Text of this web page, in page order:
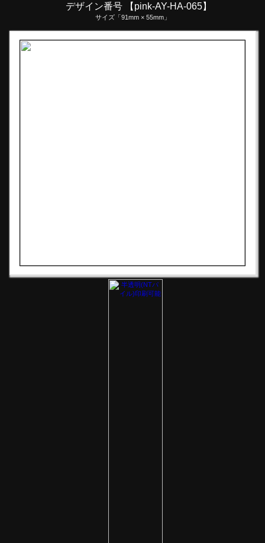
デザイン番号 【pink-AY-HA-065】
サイズ「91mm × 55mm」